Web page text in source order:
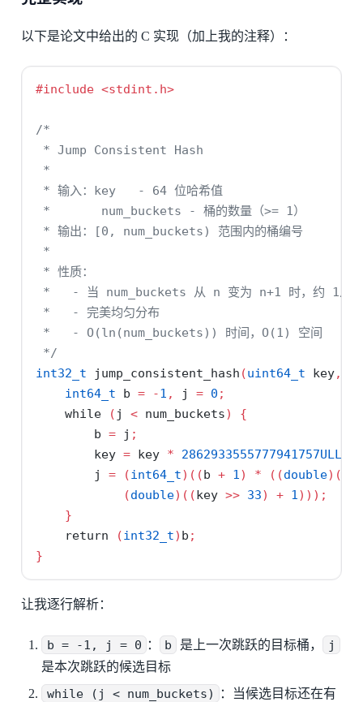
以下是论文中给出的 C 实现（加上我的注释）：
#include <stdint.h>
/*
* Jump Consistent Hash
*
* 输入：key   - 64 位哈希值
*       num_buckets - 桶的数量（>= 1）
* 输出：[0, num_buckets) 范围内的桶编号
*
* 性质：
*   - 当 num_buckets 从 n 变为 n+1 时，约 1/
*   - 完美均匀分布
*   - O(ln(num_buckets)) 时间，O(1) 空间
*/
int32_t jump_consistent_hash (uint64_t key,
int64_t b = -1 , j = 0 ;
while
( j < num_buckets)
{
        b
= j ;
        key
= key * 2862933555777941757ULL
        j
= (int64_t)(( b + 1) * ((double)(
(double)(( key >> 33) + 1)));
}
return
(int32_t) b ;
}
让我逐行解析：
b = -1, j = 0 ： b 是上一次跳跃的目标桶， j
是本次跳跃的候选目标
while (j < num_buckets)
：当候选目标还在有